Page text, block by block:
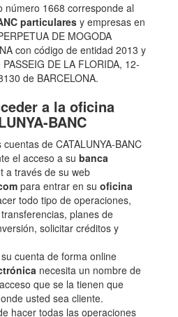
número 1668 corresponde al
particulares y empresas en
DE MOGODA
con código de entidad 2013 y
DE LA FLORIDA, 12-
de BARCELONA.
a la oficina
BANC
de CATALUNYA-BANC
el acceso a su banca
a través de su web
para entrar en su oficina
todo tipo de operaciones,
planes de
solicitar créditos y
cuenta de forma online
necesita un nombre de
que se la tienen que
usted sea cliente.
hacer todas las operaciones